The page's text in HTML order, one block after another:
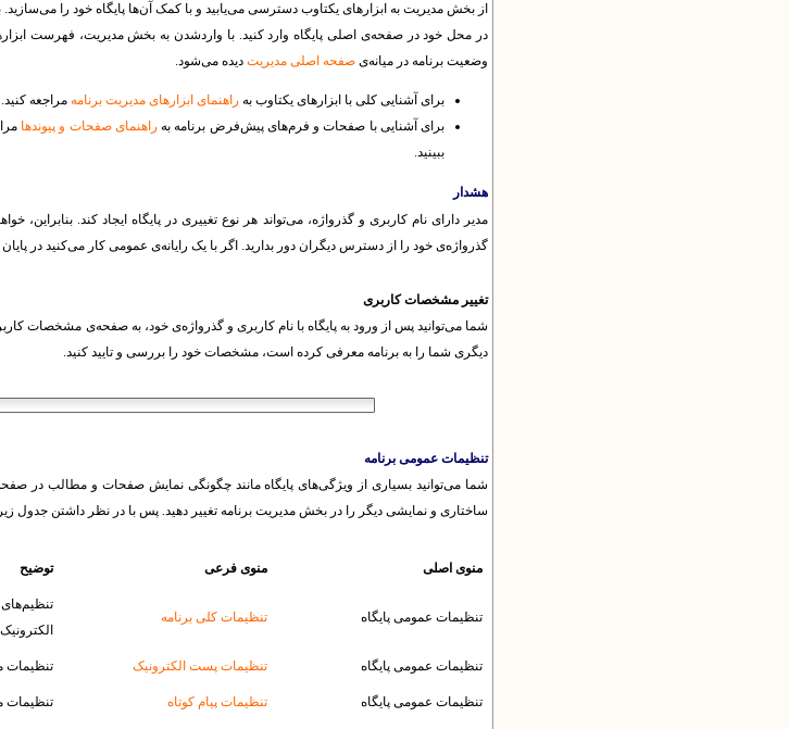
از بخش مدیریت به ابزارهای یکتاوب دسترسی می‌یابید و با کمک آن‌ها پایگاه خود را
در محل خود در صفحه‌ی اصلی پایگاه وارد کنید. با واردشدن به بخش مدیریت، فهرست
وضعیت برنامه در میانه‌ی صفحه اصلی مدیریت دیده می‌شود.
برای آشنایی کلی با ابزارهای یکتاوب به راهنمای ابزارهای مدیریت برنامه مراجعه
برای آشنایی با صفحات و فرم‌های پیش‌فرض برنامه به راهنمای صفحات و پیوند‌ها
ببینید.
هشدار
مدیر دارای نام کاربری و گذرواژه، می‌تواند هر نوع تغییری در پایگاه ایجاد کند.
گذرواژه‌ی خود را از دسترس دیگران دور بدارید. اگر با یک رایانه‌ی عمومی کار می‌کنید در پایان
تغییر مشخصات کاربری
شما می‌توانید پس از ورود به پایگاه با نام کاربری و گذرواژه‌ی خود، به صفحه‌ی مشخصات
دیگری شما را به برنامه معرفی کرده است، مشخصات خود را بررسی و تایید کنید.
تنظیمات عمومی برنامه
شما می‌توانید بسیاری از ویژگی‌های پایگاه مانند چگونگی نمایش صفحات و مطالب در
ساختاری و نمایشی دیگر را در بخش مدیریت برنامه تغییر دهید. پس با در نظر داشتن جدول
منوی اصلی منوی فرعی توضیح
تنظیمات عمومى پایگاه تنظیمات کلى برنامه
الکترونیک
تنظیمات عمومى پایگاه تنظیمات پست الکترونیک تنظیمات
تنظیمات عمومى پایگاه تنظیمات پیام کوتاه تنظیمات